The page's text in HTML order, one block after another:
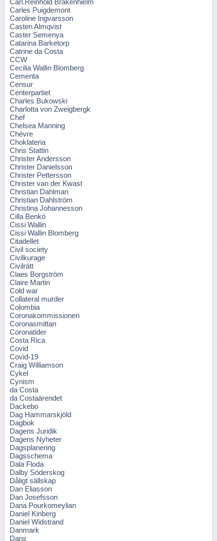
Carl.Reinhold Bråkenhielm
Carles Puigdemont
Caroline Ingvarsson
Casten Almqvist
Caster Semenya
Catarina Barketorp
Catrine da Costa
CCW
Cecilia Wallin Blomberg
Cementa
Censur
Centerpartiet
Charles Bukowski
Charlotta von Zweigbergk
Chef
Chelsea Manning
Chèvre
Choklateria
Chris Stattin
Christer Andersson
Christer Danielsson
Christer Pettersson
Christer van der Kwast
Christian Dahlman
Christian Dahlström
Christina Johannesson
Cilla Benkö
Cissi Wallin
Cissi Wallin Blomberg
Citadellet
Civil society
Civilkurage
Civilrätt
Claes Borgström
Claire Martin
Cold war
Collateral murder
Colombia
Coronakommissionen
Coronasmittan
Coronatider
Costa Rica
Covid
Covid-19
Craig Williamson
Cykel
Cynism
da Costa
da Costaärendet
Dackebo
Dag Hammarskjöld
Dagbok
Dagens Juridik
Dagens Nyheter
Dagsplanering
Dagsschema
Dala Floda
Dalby Söderskog
Dåligt sällskap
Dan Eliasson
Dan Josefsson
Dana Pourkomeylian
Daniel Kinberg
Daniel Widstrand
Danmark
Dans